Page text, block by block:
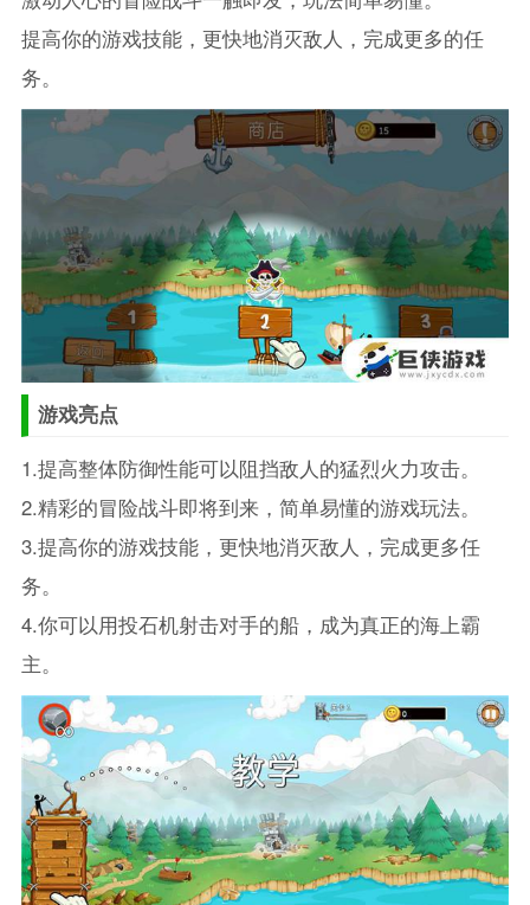
提高你的游戏技能，更快地消灭敌人，完成更多的任
务。
游戏亮点
1.提高整体防御性能可以阻挡敌人的猛烈火力攻击。
2.精彩的冒险战斗即将到来，简单易懂的游戏玩法。
3.提高你的游戏技能，更快地消灭敌人，完成更多任
务。
4.你可以用投石机射击对手的船，成为真正的海上霸
主。